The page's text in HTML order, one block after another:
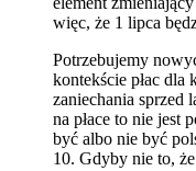
więc, że 1 lipca
Potrzebujemy
kontekście płac dla
zaniechania sprzed
na płace to nie jest
być albo nie być
10. Gdyby nie to,